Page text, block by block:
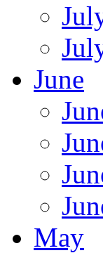
June
May